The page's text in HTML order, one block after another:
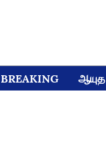
BREAKING ஆயுத